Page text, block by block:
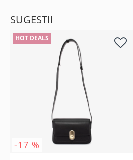
SUGESTII
HOT DEALS
-17 %